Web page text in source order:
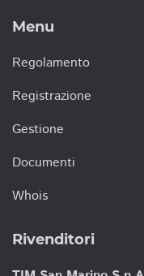
Menu
Regolamento
Registrazione
Gestione
Documenti
Whois
Rivenditori